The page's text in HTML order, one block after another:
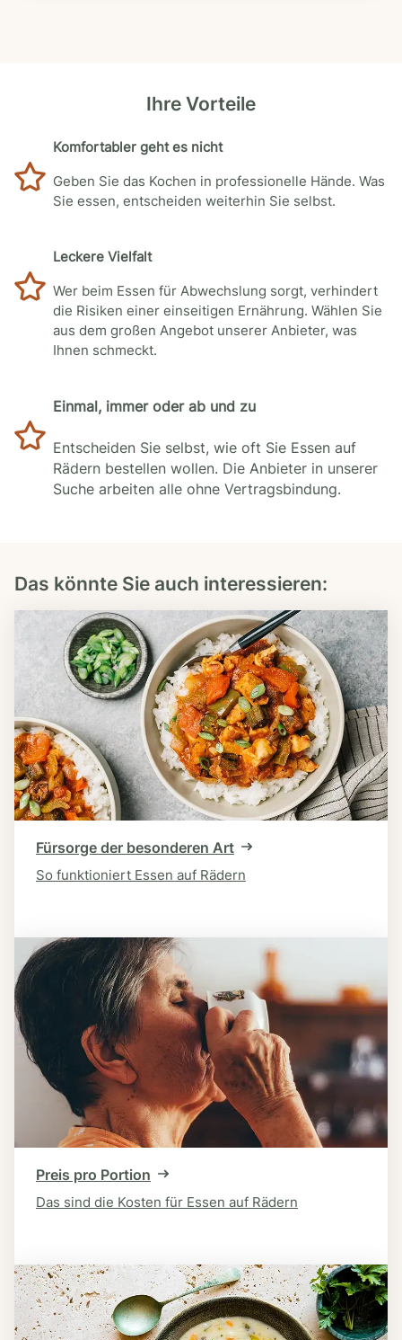
Ihre Vorteile
Komfortabler geht es nicht
Geben Sie das Kochen in professionelle Hände. Was
Sie essen, entscheiden weiterhin Sie selbst.
Leckere Vielfalt
Wer beim Essen für Abwechslung sorgt, verhindert
die Risiken einer einseitigen Ernährung. Wählen Sie
aus dem großen Angebot unserer Anbieter, was
Ihnen schmeckt.
Einmal, immer oder ab und zu
Entscheiden Sie selbst, wie oft Sie Essen auf
Rädern bestellen wollen. Die Anbieter in unserer
Suche arbeiten alle ohne Vertragsbindung.
Das könnte Sie auch interessieren:
Fürsorge der besonderen Art
So funktioniert Essen auf Rädern
Preis pro Portion
Das sind die Kosten für Essen auf Rädern